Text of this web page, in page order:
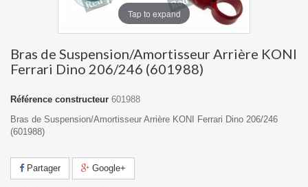
Tap to expand
Bras de Suspension/Amortisseur Arrière KONI
Ferrari Dino 206/246 (601988)
Référence constructeur 601988
Bras de Suspension/Amortisseur Arrière KONI Ferrari Dino 206/246
(601988)
Partager Google+